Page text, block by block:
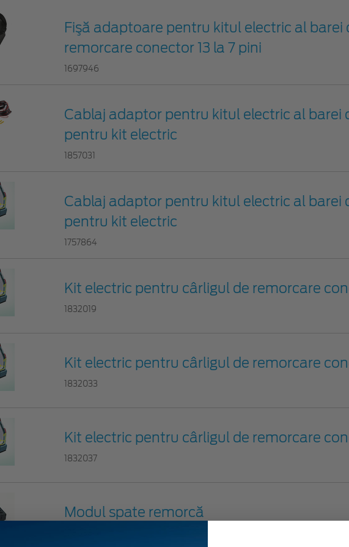
Fişă adaptoare pentru kitul electric al barei
remorcare conector 13 la 7 pini
1697946
Cablaj adaptor pentru kitul electric al barei
pentru kit electric
1857031
Cablaj adaptor pentru kitul electric al barei
pentru kit electric
1757864
Kit electric pentru cârligul de remorcare
1832019
Kit electric pentru cârligul de remorcare
1832033
Kit electric pentru cârligul de remorcare
1832037
Modul spate remorcă